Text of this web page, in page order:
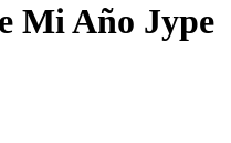
Mi Año Jype